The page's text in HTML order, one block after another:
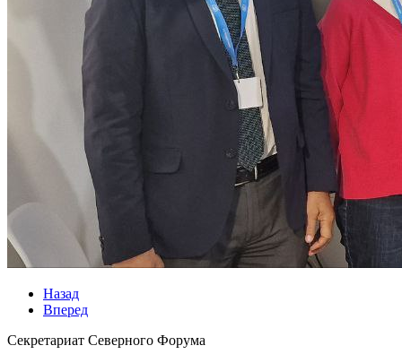
Назад
Вперед
Секретариат Северного Форума